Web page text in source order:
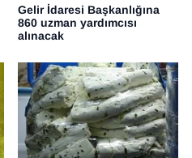
Gelir İdaresi Başkanlığına
860 uzman yardımcısı
alınacak